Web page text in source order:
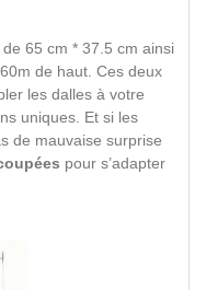
65 cm * 37.5 cm ainsi
de haut. Ces deux
les dalles à votre
uniques. Et si les
de mauvaise surprise
pour s’adapter